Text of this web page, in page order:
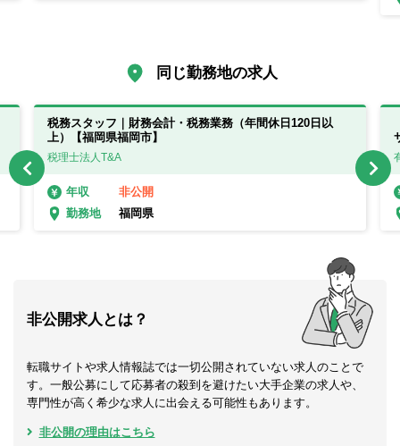
同じ勤務地の求人
税務スタッフ｜財務会計・税務業務（年間休日120日以
上）【福岡県福岡市】
税理士法人T&A
年収
非公開
勤務地
福岡県
非公開求人とは？
転職サイトや求人情報誌では一切公開されていない求人のことで
す。一般公募にして応募者の殺到を避けたい大手企業の求人や、
専門性が高く希少な求人に出会える可能性もあります。
非公開の理由はこちら